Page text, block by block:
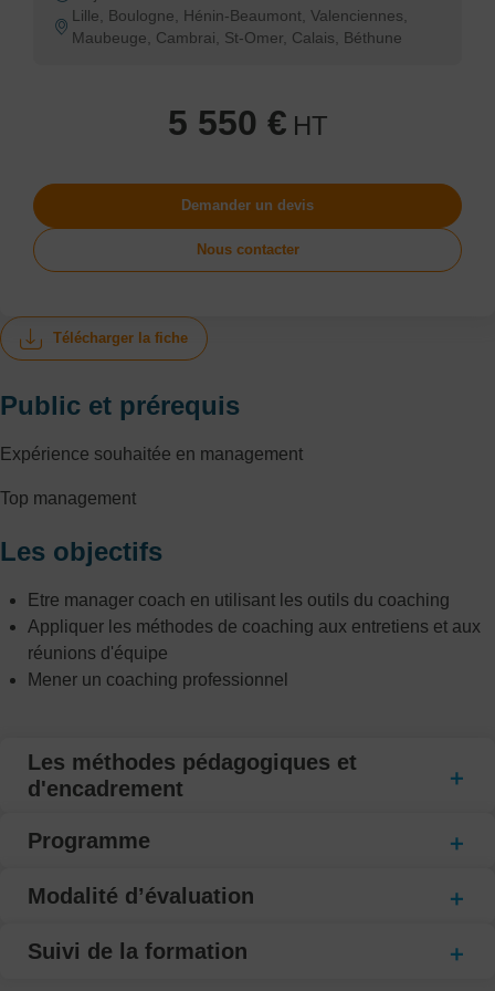
Télécharger la fiche
Public et prérequis
Expérience souhaitée en management
Top management
Les objectifs
Etre manager coach en utilisant les outils du coaching
Appliquer les méthodes de coaching aux entretiens et aux
réunions d'équipe
Mener un coaching professionnel
Les méthodes pédagogiques et
d'encadrement
Programme
Modalité d’évaluation
Suivi de la formation
Lille, Boulogne, Hénin-Beaumont, Valenciennes,
Maubeuge, Cambrai, St-Omer, Calais, Béthune
5 550 € HT
Demander un devis
Nous contacter